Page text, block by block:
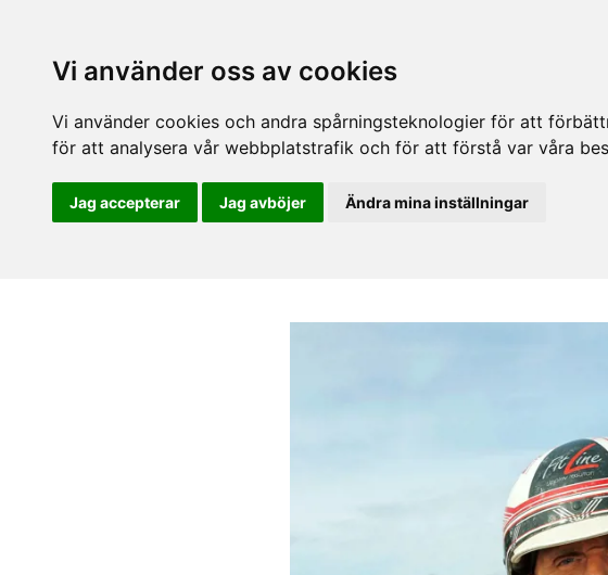
Vi använder oss av cookies
Vi använder cookies och andra spårningsteknologier för att
för att analysera vår webbplatstrafik och för att förstå var våra
Jag accepterar Jag avböjer Ändra mina inställningar